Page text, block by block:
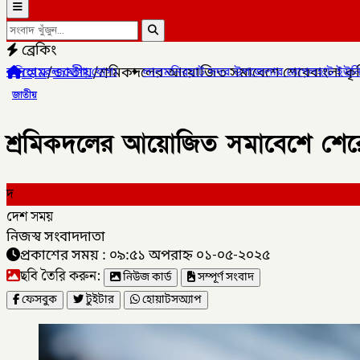
ব্রেকিং
লালমনিরহাট সদর উপজেলার মোগলহাট ইউনিয়নে ১ মহিলা মাদক
হোম/জাতীয়/শ্রমিকদলের আয়োজিত সমাবেশে শেরেবাংলা
জাতীয়
শ্রমিকদলের আয়োজিত সমাবেশে
দ
দেশ সময়
নিজস্ব সংবাদদাতা
প্রকাশের সময় : ০৯:৫১ অপরাহ্ন ০১-০৫-২০২৫
ছবি তৈরি করুন: নিউজ কার্ড
সম্পূর্ণ সংবাদ
ফেসবুক
টুইটার হোয়াটসঅ্যাপ